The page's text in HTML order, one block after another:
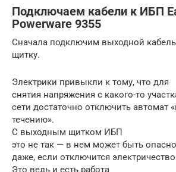
Подключаем кабели к ИБП
Powerware 9355
Сначала подключим выходной
щитку.
Электрики привыкли к тому, что для
снятия напряжения с какого-то
сети достаточно отключить автомат
течению».
С выходным щитком ИБП
это не так — в нем может быть
даже, если отключится
Это ведь и есть работа